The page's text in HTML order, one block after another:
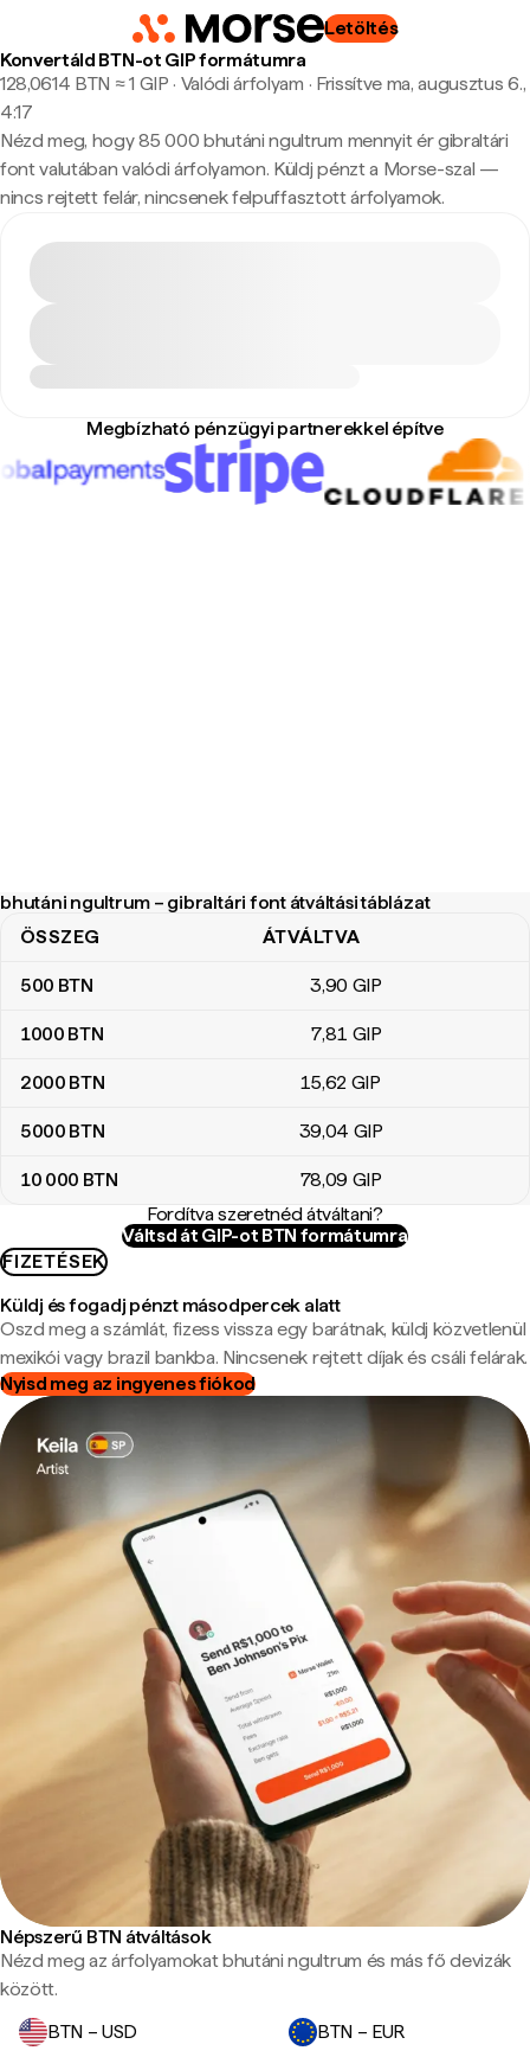
Letöltés
Konvertáld BTN-ot GIP formátumra
128,0614 BTN ≈ 1 GIP · Valódi árfolyam · Frissítve ma, augusztus 6.,
4:17
Nézd meg, hogy 85 000 bhutáni ngultrum mennyit ér gibraltári
font valutában valódi árfolyamon. Küldj pénzt a Morse-szal —
nincs rejtett felár, nincsenek felpuffasztott árfolyamok.
Megbízható pénzügyi partnerekkel építve
bhutáni ngultrum – gibraltári font átváltási táblázat
bhutáni ngultrum – gibraltári font átváltási táblázat
ÖSSZEG ÁTVÁLTVA
500 BTN 3,90 GIP
1000 BTN 7,81 GIP
2000 BTN 15,62 GIP
5000 BTN 39,04 GIP
10 000 BTN 78,09 GIP
Fordítva szeretnéd átváltani?
Váltsd át GIP-ot BTN formátumra
FIZETÉSEK
Küldj és fogadj pénzt másodpercek alatt
Oszd meg a számlát, fizess vissza egy barátnak, küldj közvetlenül
mexikói vagy brazil bankba. Nincsenek rejtett díjak és csáli felárak.
Nyisd meg az ingyenes fiókod
Népszerű BTN átváltások
Nézd meg az árfolyamokat bhutáni ngultrum és más fő devizák
között.
BTN – USD
BTN – EUR